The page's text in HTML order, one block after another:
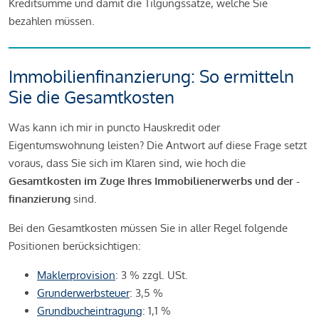
Kreditsumme und damit die Tilgungssätze, welche Sie
bezahlen müssen.
Immobilienfinanzierung: So ermitteln
Sie die Gesamtkosten
Was kann ich mir in puncto Hauskredit oder
Eigentumswohnung leisten? Die Antwort auf diese Frage setzt
voraus, dass Sie sich im Klaren sind, wie hoch die
Gesamtkosten im Zuge Ihres Immobilienerwerbs und der -
finanzierung sind.
Bei den Gesamtkosten müssen Sie in aller Regel folgende
Positionen berücksichtigen:
Maklerprovision: 3 % zzgl. USt.
Grunderwerbsteuer: 3,5 %
Grundbucheintragung: 1,1 %